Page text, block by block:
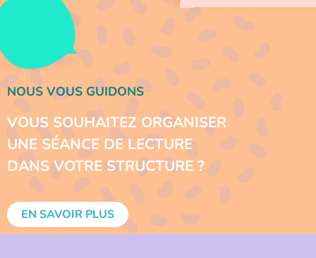
NOUS VOUS GUIDONS
VOUS SOUHAITEZ ORGANISER
UNE SÉANCE DE LECTURE
DANS VOTRE STRUCTURE ?
EN SAVOIR PLUS